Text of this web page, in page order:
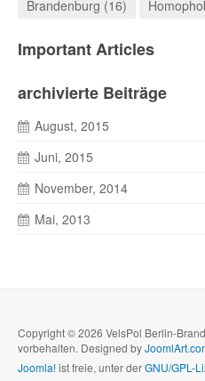
Brandenburg (16)
Important Articles
archivierte Beiträge
August, 2015
Juni, 2015
November, 2014
Mai, 2013
Copyright © 2026 VelsPol Berlin-
vorbehalten. Designed by
Joomla!ist freie, unter derGNU/GPL-